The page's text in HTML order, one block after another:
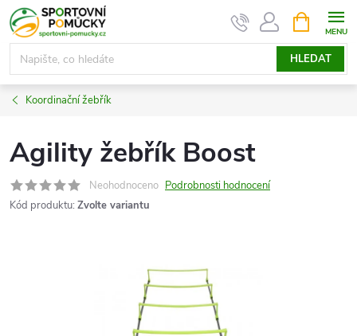
Přejít
na
obsah
HLEDAT
NÁKUPNÍ
KOŠÍK
Koordinační žebřík
Agility žebřík Boost
Neohodnoceno Podrobnosti hodnocení
Kód produktu: Zvolte variantu